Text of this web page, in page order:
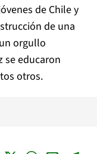
de Chile y
de una
orgullo
se educaron
otros.